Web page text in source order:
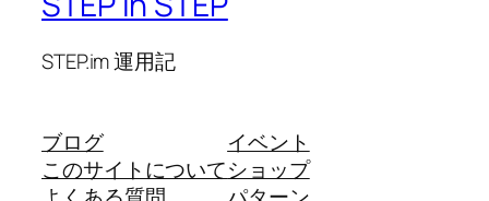
STEP.im 運用記
ブログ
このサイトについて
イベント
ショップ